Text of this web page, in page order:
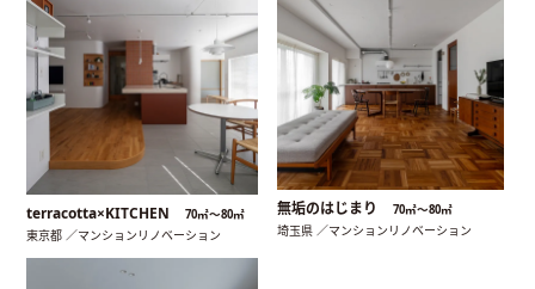
terracotta×KITCHEN 70㎡〜80㎡
東京都 ／マンションリノベーション
無垢のはじまり 70㎡〜80㎡
埼玉県 ／マンションリノベーション